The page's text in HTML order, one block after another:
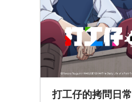
打工仔的拷問日常